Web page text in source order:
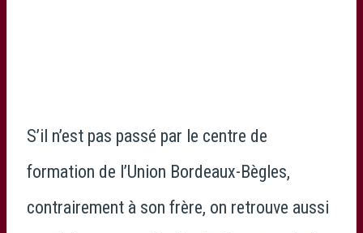
S’il n’est pas passé par le centre de
formation de l’Union Bordeaux-Bègles,
contrairement à son frère, on retrouve aussi